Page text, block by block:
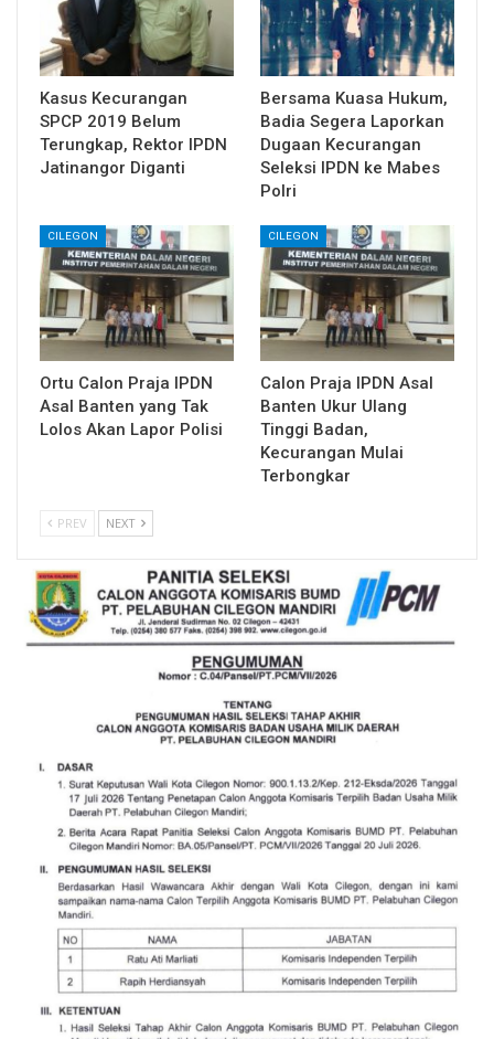
Kasus Kecurangan
SPCP 2019 Belum
Terungkap, Rektor IPDN
Jatinangor Diganti
Bersama Kuasa Hukum,
Badia Segera Laporkan
Dugaan Kecurangan
Seleksi IPDN ke Mabes
Polri
CILEGON
Ortu Calon Praja IPDN
Asal Banten yang Tak
Lolos Akan Lapor Polisi
CILEGON
Calon Praja IPDN Asal
Banten Ukur Ulang
Tinggi Badan,
Kecurangan Mulai
Terbongkar
PREV NEXT